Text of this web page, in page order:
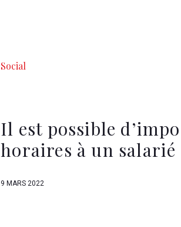
Social
Il est possible
horaires à un
9 MARS 2022